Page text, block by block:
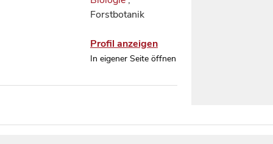
Forstbotanik
Profil anzeigen
In eigener Seite öffnen